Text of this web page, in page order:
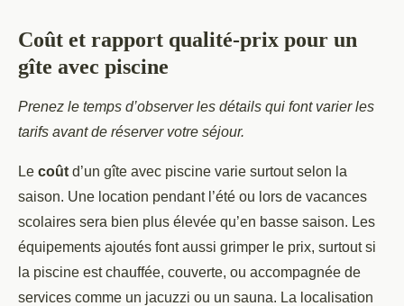
Coût et rapport qualité-prix pour un
gîte avec piscine
Prenez le temps d’observer les détails qui font varier les
tarifs avant de réserver votre séjour.
Le coût d’un gîte avec piscine varie surtout selon la
saison. Une location pendant l’été ou lors de vacances
scolaires sera bien plus élevée qu’en basse saison. Les
équipements ajoutés font aussi grimper le prix, surtout si
la piscine est chauffée, couverte, ou accompagnée de
services comme un jacuzzi ou un sauna. La localisation